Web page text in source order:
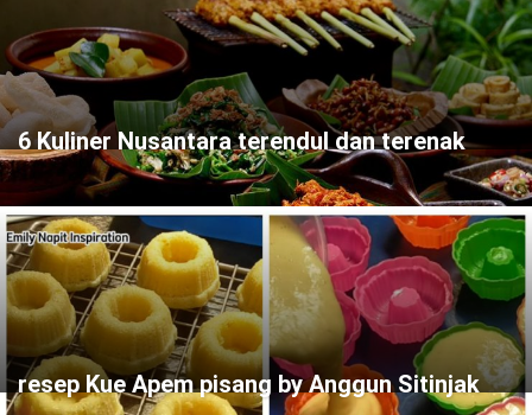
6 Kuliner Nusantara terendul dan terenak
resep Kue Apem pisang by Anggun Sitinjak